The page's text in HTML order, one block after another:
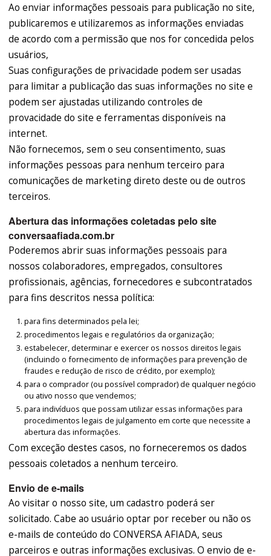
Ao enviar informações pessoais para publicação no site,
publicaremos e utilizaremos as informações enviadas
de acordo com a permissão que nos for concedida pelos
usuários,
Suas configurações de privacidade podem ser usadas
para limitar a publicação das suas informações no site e
podem ser ajustadas utilizando controles de
provacidade do site e ferramentas disponíveis na
internet.
Não fornecemos, sem o seu consentimento, suas
informações pessoas para nenhum terceiro para
comunicações de marketing direto deste ou de outros
terceiros.
Abertura das informações coletadas pelo site
conversaafiada.com.br
Poderemos abrir suas informações pessoais para
nossos colaboradores, empregados, consultores
profissionais, agências, fornecedores e subcontratados
para fins descritos nessa política:
para fins determinados pela lei;
procedimentos legais e regulatórios da organização;
estabelecer, determinar e exercer os nossos direitos legais
(incluindo o fornecimento de informações para prevenção de
fraudes e redução de risco de crédito, por exemplo);
para o comprador (ou possível comprador) de qualquer negócio
ou ativo nosso que vendemos;
para indivíduos que possam utilizar essas informações para
procedimentos legais de julgamento em corte que necessite a
abertura das informações.
Com exceção destes casos, no forneceremos os dados
pessoais coletados a nenhum terceiro.
Envio de e-mails
Ao visitar o nosso site, um cadastro poderá ser
solicitado. Cabe ao usuário optar por receber ou não os
e-mails de conteúdo do CONVERSA AFIADA, seus
parceiros e outras informações exclusivas. O envio de e-